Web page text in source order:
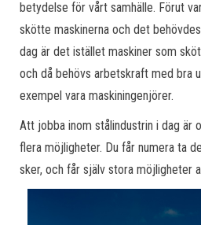
betydelse för vårt samhälle. Förut
skötte maskinerna och det
dag är det istället maskiner som
och då behövs arbetskraft med bra
exempel vara maskiningenjörer.
Att jobba inom stålindustrin i dag är
flera möjligheter. Du får numera ta
sker, och får själv stora möjligheter